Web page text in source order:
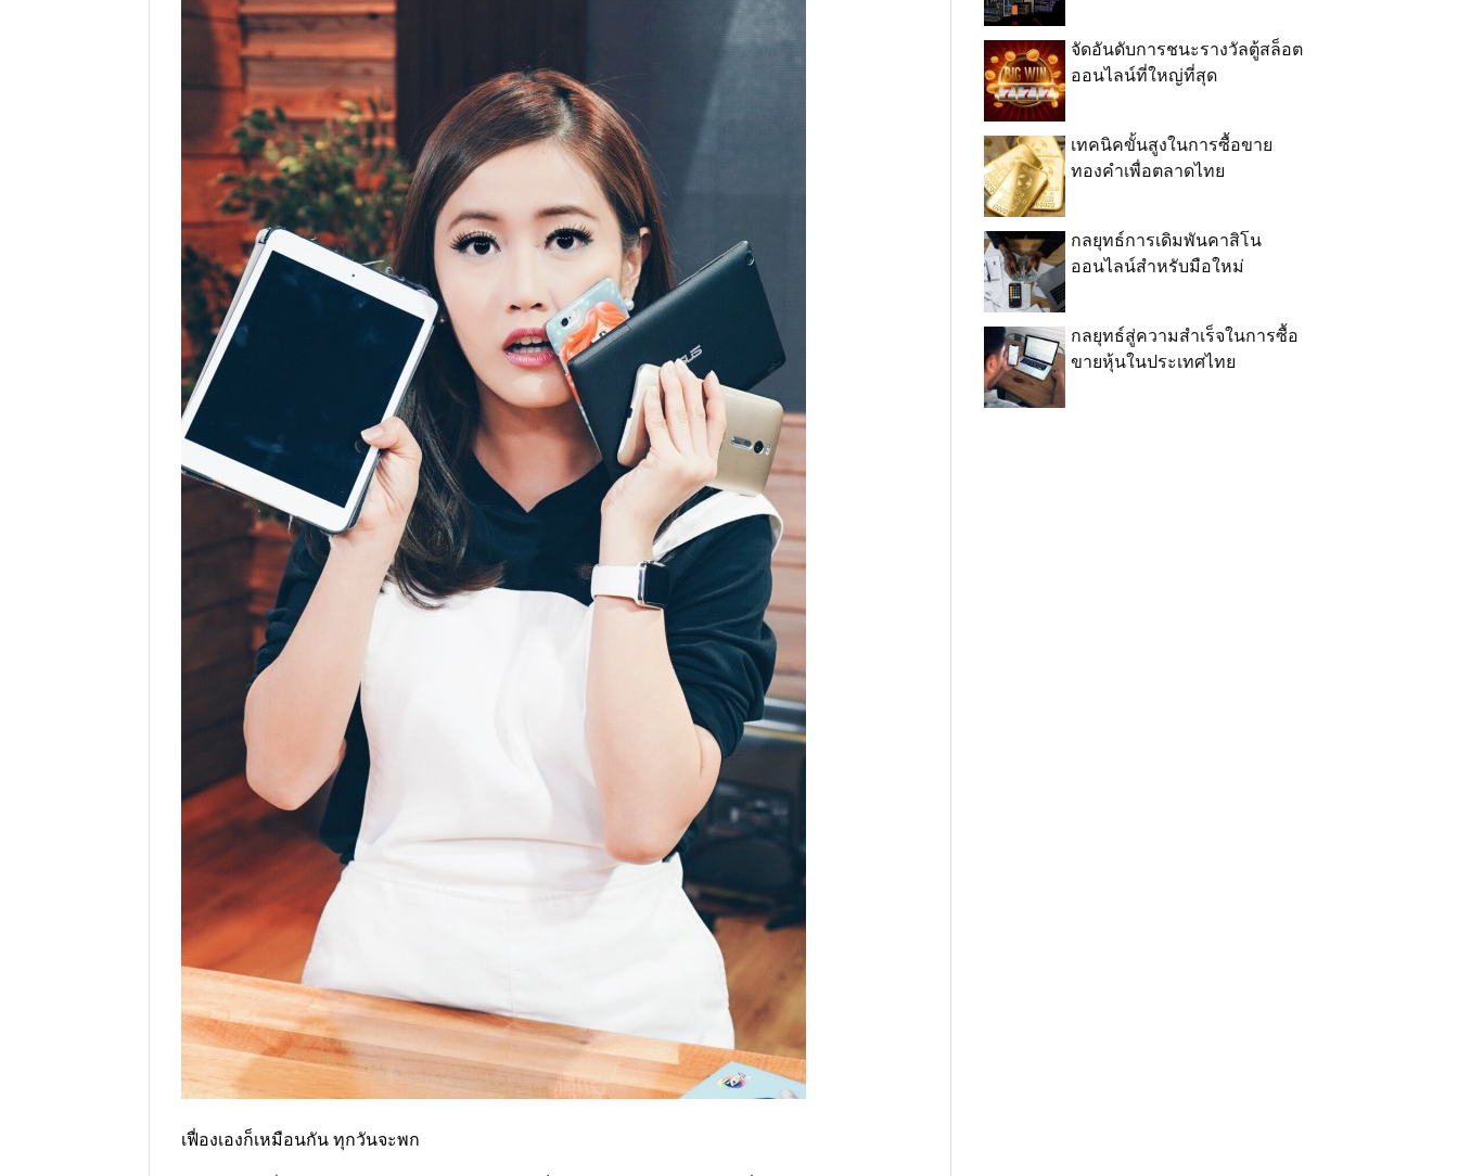
เฟื่องเองก็เหมือนกัน ทุกวันจะพก
จัดอันดับการชนะรางวัลตู้สล็อต
ออนไลน์ที่ใหญ่ที่สุด
เทคนิคขั้นสูงในการซื้อขาย
ทองคำเพื่อตลาดไทย
กลยุทธ์การเดิมพันคาสิโน
ออนไลน์สำหรับมือใหม่
กลยุทธ์สู่ความสำเร็จในการซื้อ
ขายหุ้นในประเทศไทย